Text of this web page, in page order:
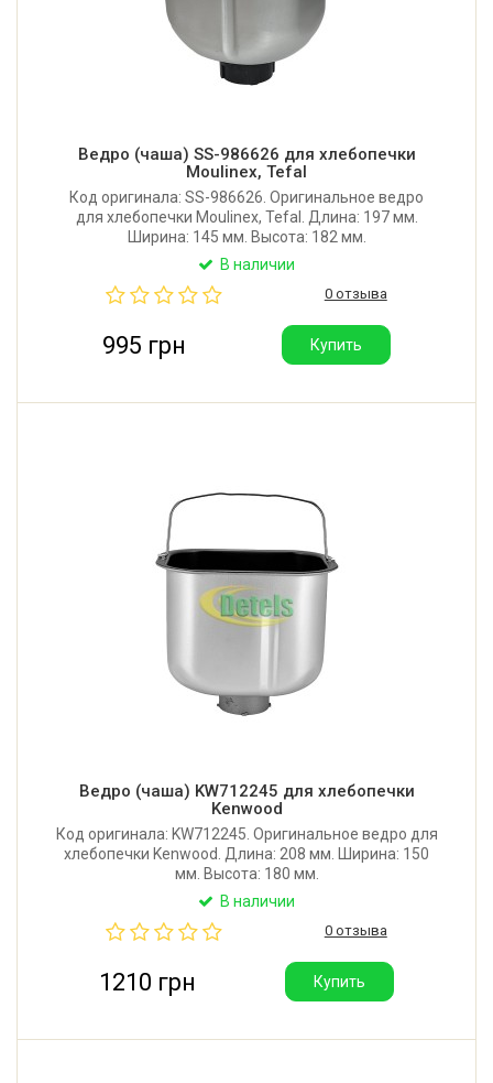
Ведро (чаша) SS-986626 для хлебопечки
Moulinex, Tefal
Код оригинала: SS-986626. Оригинальное ведро
для хлебопечки Moulinex, Tefal. Длина: 197 мм.
Ширина: 145 мм. Высота: 182 мм.
В наличии
0 отзыва
995 грн Купить
Ведро (чаша) KW712245 для хлебопечки
Kenwood
Код оригинала: KW712245. Оригинальное ведро для
хлебопечки Kenwood. Длина: 208 мм. Ширина: 150
мм. Высота: 180 мм.
В наличии
0 отзыва
1210 грн Купить